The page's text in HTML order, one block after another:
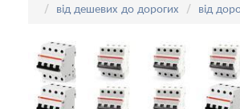
від дешевих до дорогих
від